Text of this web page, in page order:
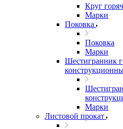
Круг
Марки
Поковка
Поковка
Марки
Шестигранник
Марки
Листовой прокат